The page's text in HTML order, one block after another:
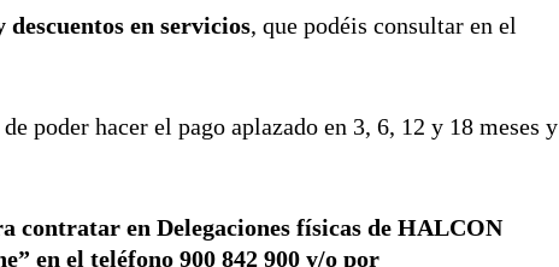
descuentos en servicios, que podéis consultar en el
poder hacer el pago aplazado en 3, 6, 12 y 18 meses y
contratar en Delegaciones físicas de HALCON
en el teléfono 900 842 900 y/o por